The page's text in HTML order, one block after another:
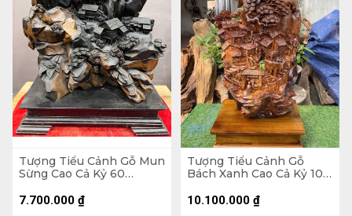
Tượng Tiểu Cảnh Gỗ Mun
Sừng Cao Cả Kỷ 60
Kỷ Cao 10 (cm)
7.700.000 ₫
Tượng Tiểu Cảnh Gỗ
Bách Xanh Cao Cả Kỷ 105
Kỷ Cao 10 (cm)
10.100.000 ₫